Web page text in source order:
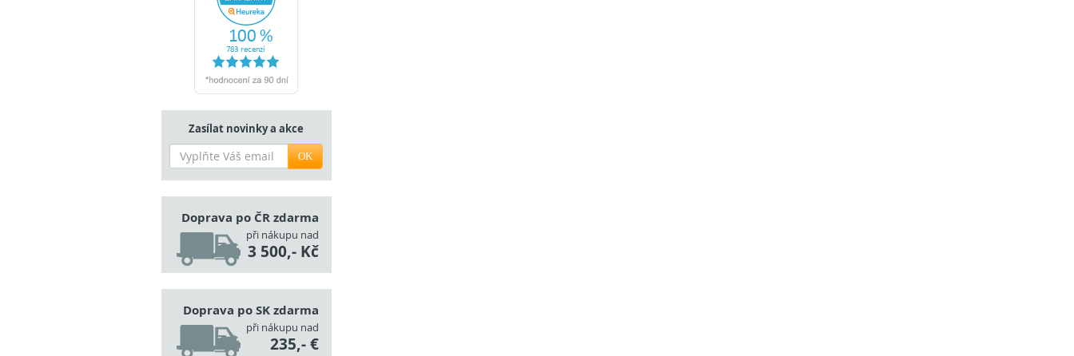
Zasílat novinky a akce
OK
Doprava po ČR zdarma
při nákupu nad
3 500,- Kč
Doprava po SK zdarma
při nákupu nad
235,- €